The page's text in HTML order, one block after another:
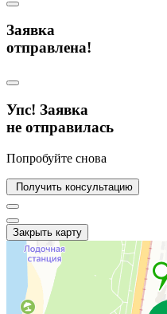
Заявка
отправлена!
Упс! Заявка
не отправилась
Попробуйте снова
Получить консультацию
Закрыть карту